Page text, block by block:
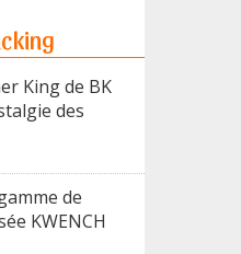
King de BK
des
de
KWENCH